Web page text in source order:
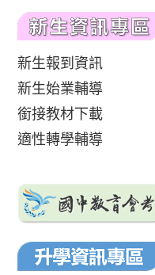
新生報到資訊
新生始業輔導
銜接教材下載
適性轉學輔導